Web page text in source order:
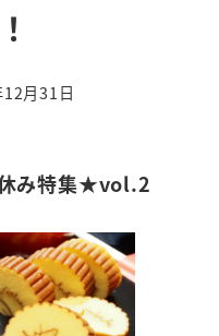
月31日
み特集★vol.2